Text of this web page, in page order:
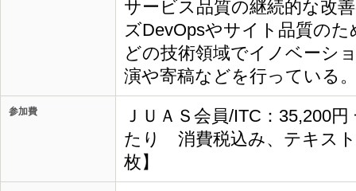
サービス品質の継続的な改
ズDevOpsやサイト品質の
どの技術領域でイノベーシ
演や寄稿などを行っている
参加費
ＪＵＡＳ会員/ITC：35,200
たり 消費税込み、テキス
枚】